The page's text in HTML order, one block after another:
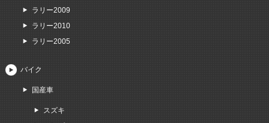
ラリー2009
ラリー2010
ラリー2005
バイク
国産車
スズキ